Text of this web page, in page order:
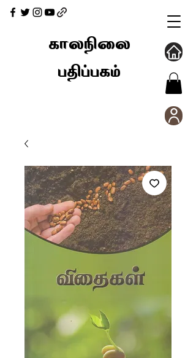
காலநிலை
பதிப்பகம்